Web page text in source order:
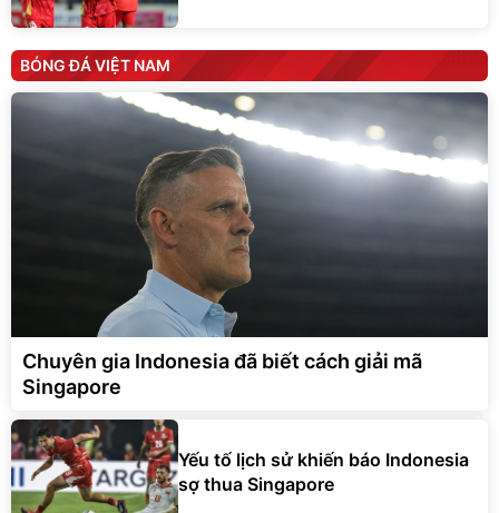
BÓNG ĐÁ VIỆT NAM
Chuyên gia Indonesia đã biết cách giải mã
Singapore
Yếu tố lịch sử khiến báo Indonesia
sợ thua Singapore